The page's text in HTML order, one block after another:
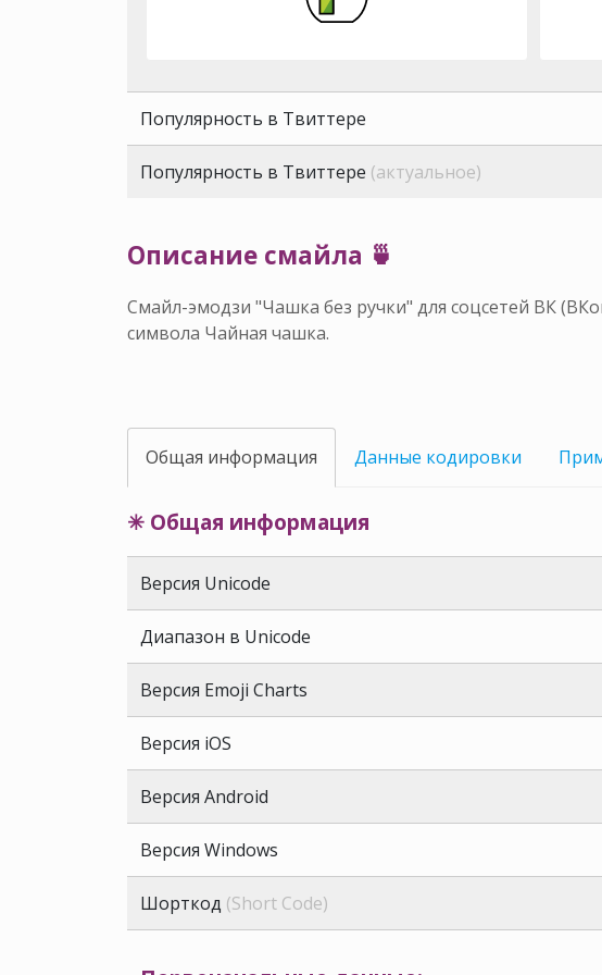
Популярность в Твиттере
Популярность в Твиттере (актуальное)
Описание смайла 🍵
Смайл-эмодзи "Чашка без ручки" для соцсетей ВК
символа Чайная чашка.
Общая информация Данные кодировки
✳ Общая информация
Версия Unicode
Диапазон в Unicode
Версия Emoji Charts
Версия iOS
Версия Android
Версия Windows
Шорткод (Short Code)